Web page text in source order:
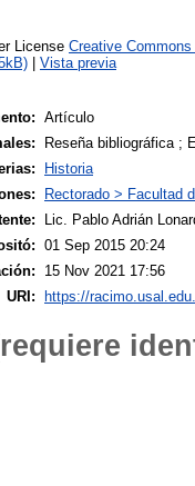
License Creative
Vista previa
Artículo
Reseña bibliográfica ;
Historia
Rectorado > Facultad
Lic. Pablo Adrián
01 Sep 2015 20:24
15 Nov 2021 17:56
URI:
https://